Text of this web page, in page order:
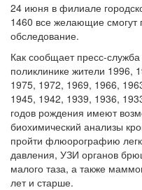
24 июня в филиале
1460 все желающие смогут
обследование.
Как сообщает пресс-
поликлинике жители 1996,
1975, 1972, 1969, 1966,
1945, 1942, 1939, 1936,
годов рождения имеют
биохимический анализы
пройти флюорографию
давления, УЗИ органов
малого таза, а также
лет и старше.